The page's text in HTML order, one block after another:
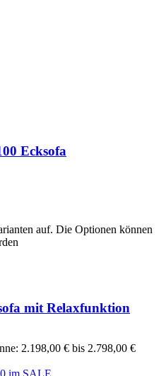
Ecksofa
auf. Die Optionen können
mit Relaxfunktion
2.198,00 € bis 2.798,00 €